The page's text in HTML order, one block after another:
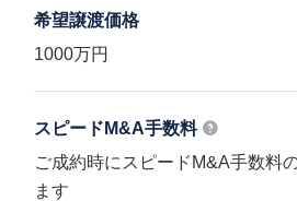
希望譲渡価格
1000万円
スピードM&A手数料
ご成約時にスピードM&A手数料
ます